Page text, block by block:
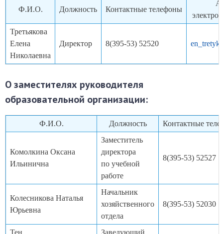
Ф.И.О. Должность Контактные телефоны
Третьякова
Елена
Николаевна
Директор 8(395-53) 52520
О заместителях руководителя
образовательной организации:
Ф.И.О. Должность Контактные
Комолкина Оксана
Ильинична
Заместитель
директора
по учебной
работе
8(395-53) 52527
Колесникова Наталья
Юрьевна
Начальник
хозяйственного
отдела
8(395-53) 52030